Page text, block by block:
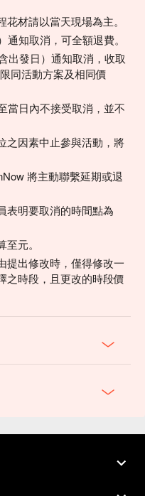
材請以當天現場為主。
知取消，可全額退費。
出發日）通知取消，收取
同活動方案及相同價
當日內不接受取消，並不
之因素中止參與活動，將
將主動聯繫延期或退
表明要取消的時間點為
元。
提出修改時，僅得修改一
之時段，且更改的時段價